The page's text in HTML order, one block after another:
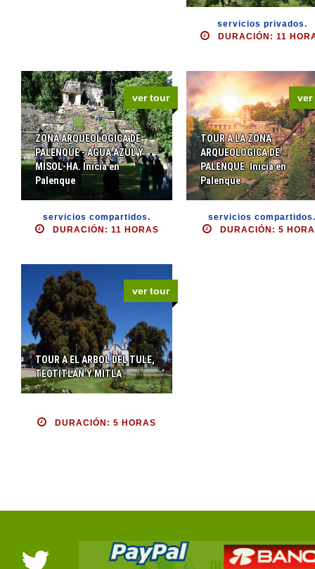
servicios privados.
DURACIÓN: 11
ver tour
ZONA ARQUEOLOGICA DE
PALENQUE - AGUA AZUL Y
MISOL-HA. Inicia en
Palenque
servicios compartidos.
DURACIÓN: 11 HORAS
ver
TOUR A LA ZONA
ARQUEOLOGICA DE
PALENQUE. Inicia en
Palenque
servicios compartidos.
DURACIÓN: 5
ver tour
TOUR A EL ARBOL DEL TULE,
TEOTITLAN Y MITLA
DURACIÓN: 5 HORAS